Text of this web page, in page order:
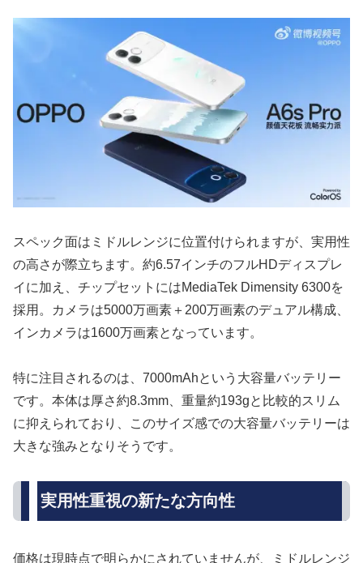
スペック面はミドルレンジに位置付けられますが、実用性
の高さが際立ちます。約6.57インチのフルHDディスプレ
イに加え、チップセットにはMediaTek Dimensity 6300を
採用。カメラは5000万画素＋200万画素のデュアル構成、
インカメラは1600万画素となっています。
特に注目されるのは、7000mAhという大容量バッテリー
です。本体は厚さ約8.3mm、重量約193gと比較的スリム
に抑えられており、このサイズ感での大容量バッテリーは
大きな強みとなりそうです。
実用性重視の新たな方向性
価格は現時点で明らかにされていませんが、ミドルレンジ